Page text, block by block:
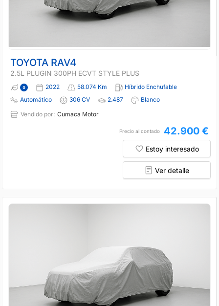
TOYOTA RAV4
2.5L PLUGIN 300PH ECVT STYLE PLUS
2022 58.074 Km
Híbrido Enchufable
Automático
306 CV 2.487
Blanco
Vendido por: Cumaca Motor
Precio al contado 42.900 €
Estoy interesado
Ver detalle